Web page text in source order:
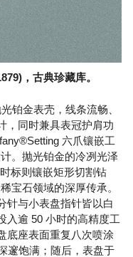
，古典珍藏库。
铂金表壳，线条流畅、
，同时兼具表冠护肩功
六爪镶嵌工
。抛光铂金的冷冽光泽
标则镶嵌矩形切割钻
宝石领域的深厚传承。
针与小表盘指针皆以白
入逾 50 小时的高精度工
底座表面重复八次喷涂
邃饱满；随后，表盘于